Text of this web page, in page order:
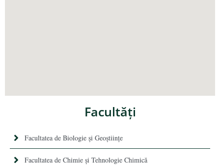
Facultăţi
Facultatea de Biologie și Geoștiințe
Facultatea de Chimie şi Tehnologie Chimică